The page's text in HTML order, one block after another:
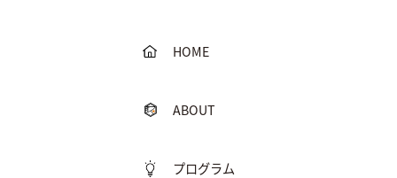
HOME
ABOUT
プログラム